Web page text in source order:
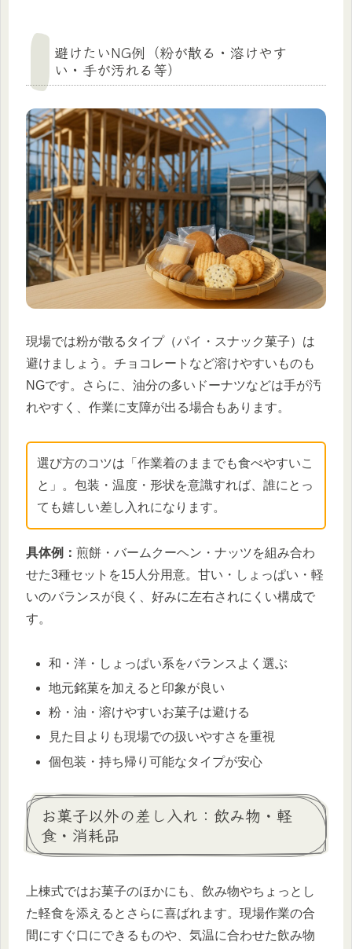
避けたいNG例（粉が散る・溶けやす
い・手が汚れる等）
現場では粉が散るタイプ（パイ・スナック菓子）は
避けましょう。チョコレートなど溶けやすいものも
NGです。さらに、油分の多いドーナツなどは手が汚
れやすく、作業に支障が出る場合もあります。
選び方のコツは「作業着のままでも食べやすいこ
と」。包装・温度・形状を意識すれば、誰にとっ
ても嬉しい差し入れになります。
具体例： 煎餅・バームクーヘン・ナッツを組み合わ
せた3種セットを15人分用意。甘い・しょっぱい・軽
いのバランスが良く、好みに左右されにくい構成で
す。
和・洋・しょっぱい系をバランスよく選ぶ
地元銘菓を加えると印象が良い
粉・油・溶けやすいお菓子は避ける
見た目よりも現場での扱いやすさを重視
個包装・持ち帰り可能なタイプが安心
お菓子以外の差し入れ：飲み物・軽
食・消耗品
上棟式ではお菓子のほかにも、飲み物やちょっとし
た軽食を添えるとさらに喜ばれます。現場作業の合
間にすぐ口にできるものや、気温に合わせた飲み物